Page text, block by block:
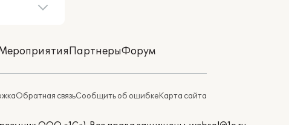
ПартнерыФорум
Обратная связьСообщить об ошибкеКарта сайта